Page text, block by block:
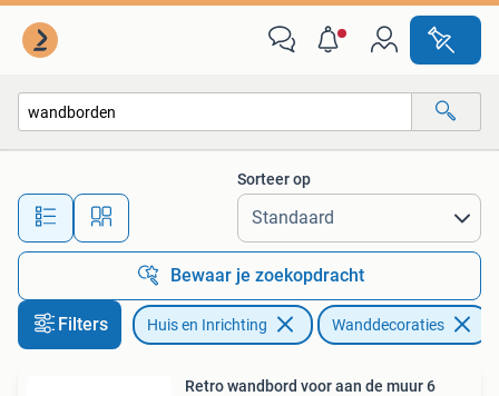
Alle afstanden…
Sorteer op
Bewaar je zoekopdracht
Filters Huis en Inrichting Wanddecoraties
Retro wandbord voor aan de muur 6